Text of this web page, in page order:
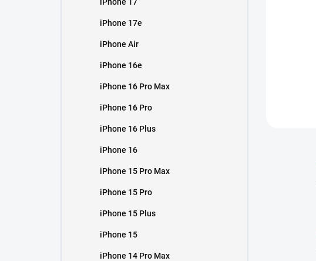
iPhone 17e
iPhone Air
iPhone 16e
iPhone 16 Pro Max
iPhone 16 Pro
iPhone 16 Plus
iPhone 16
iPhone 15 Pro Max
iPhone 15 Pro
iPhone 15 Plus
iPhone 15
iPhone 14 Pro Max